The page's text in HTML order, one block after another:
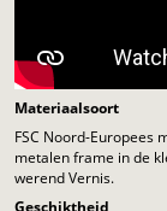
Materiaalsoort
FSC Noord-Europees
metalen frame in de
werend Vernis.